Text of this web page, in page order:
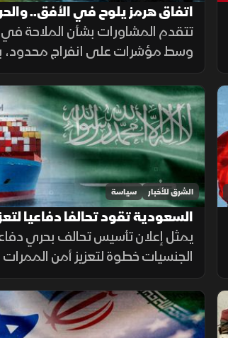
اتفاق هرمز يلوح في الأفق..
الأوكرانية تدخل مرحلة استنزاف
تتقدم المشاورات بشأن الملاحة
وسط مؤشرات على انفراج محدود،
القضايا الجوهرية بين واشنطن
وفي المقابل تتواصل الحرب الروسية
مع تصاعد الضغوط المتبادلة.
الشرق للأخبار سياسة
السعودية تقود تحالفا دفاعيا
الممرات الملاحية
يمثل إعلان تأسيس تحالف بحري
الجنسيات خطوة لتعزيز أمن الممرات
وحماية التجارة العالمية، عبر
للتنسيق والردع في مواجهة
المتزايدة.